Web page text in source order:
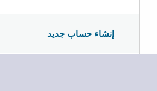
إنشاء حساب جديد